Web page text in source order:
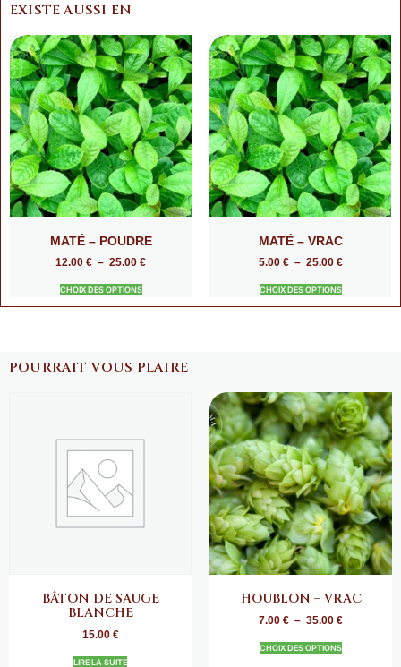
EXISTE AUSSI EN
MATÉ – POUDRE
12.00 € – 25.00 €
CHOIX DES OPTIONS
MATÉ – VRAC
5.00 € – 25.00 €
CHOIX DES OPTIONS
POURRAIT VOUS PLAIRE
BÂTON DE SAUGE
BLANCHE
15.00 €
LIRE LA SUITE
HOUBLON – VRAC
7.00 € – 35.00 €
CHOIX DES OPTIONS